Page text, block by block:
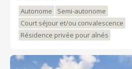
mesure, que ce soit de
sont disponibles à l’unité de soins. Les plaisirs de la
table sont un point saillant de la
Manoir Archer, grâce à notre
culinaire saine et remarquable.
Autonome
Semi-autonome
Court séjour et/ou convalescence
Résidence privée pour aînés